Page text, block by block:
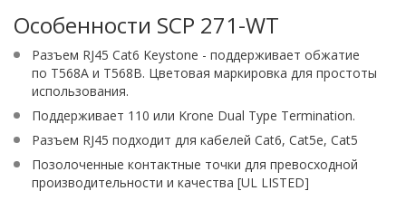
Особенности SCP 271-WT
Разъем RJ45 Cat6 Keystone - поддерживает обжатие
по T568A и T568B. Цветовая маркировка для простоты
использования.
Поддерживает 110 или Krone Dual Type Termination.
Разъем RJ45 подходит для кабелей Cat6, Cat5e, Cat5
Позолоченные контактные точки для превосходной
производительности и качества [UL LISTED]